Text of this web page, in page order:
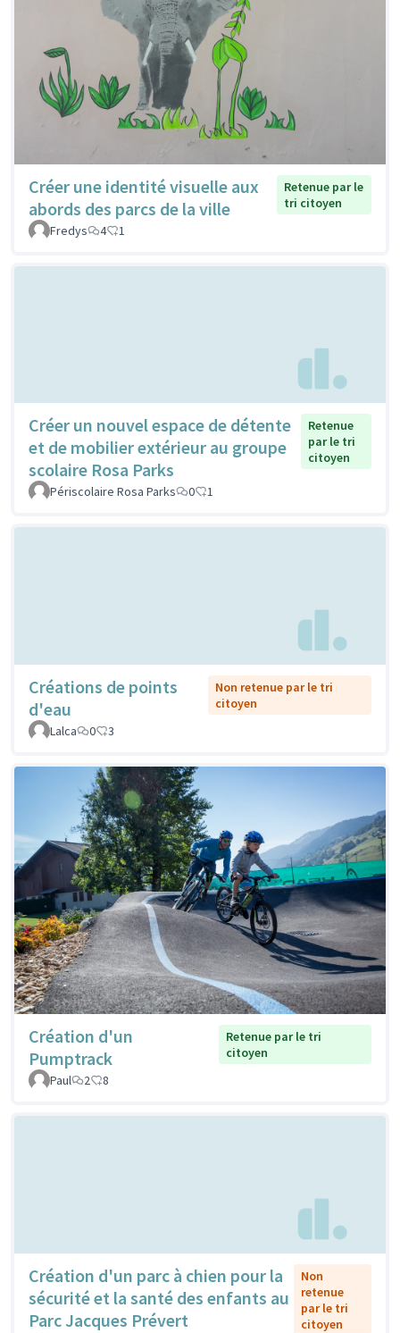
Créer une identité visuelle aux
abords des parcs de la ville
Retenue par le
tri citoyen
Fredys
4 1
Créer un nouvel espace de détente
et de mobilier extérieur au groupe
scolaire Rosa Parks
Retenue
par le tri
citoyen
Périscolaire Rosa Parks 0 1
Créations de points
d'eau
Non retenue par le tri
citoyen
Lalca
0 3
Création d'un
Pumptrack
Retenue par le tri
citoyen
Paul
2 8
Création d'un parc à chien pour la
sécurité et la santé des enfants au
Parc Jacques Prévert
Non
retenue
par le tri
citoyen